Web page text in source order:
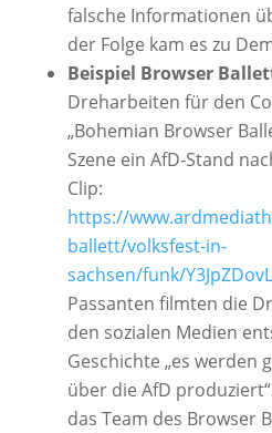
falsche Informationen
der Folge kam es zu
Beispiel Browser
Dreharbeiten für den
„Bohemian Browser
Szene ein AfD-Stand
Clip:
https://
ballett/volksfest-in-
sachsen/funk/
Passanten filmten die
den sozialen Medien
Geschichte „es werden
über die AfD
das Team des Browser